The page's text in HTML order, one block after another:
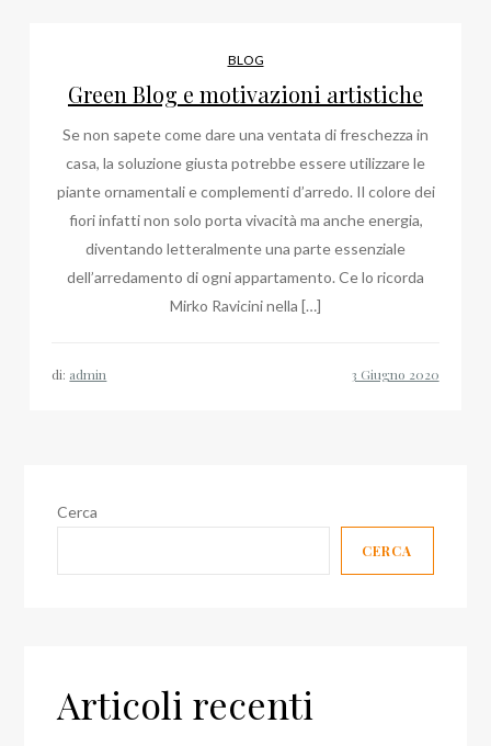
BLOG
Green Blog e motivazioni artistiche
Se non sapete come dare una ventata di freschezza in
casa, la soluzione giusta potrebbe essere utilizzare le
piante ornamentali e complementi d’arredo. Il colore dei
fiori infatti non solo porta vivacità ma anche energia,
diventando letteralmente una parte essenziale
dell’arredamento di ogni appartamento. Ce lo ricorda
Mirko Ravicini nella […]
di: admin
Cerca
CERCA
Articoli recenti